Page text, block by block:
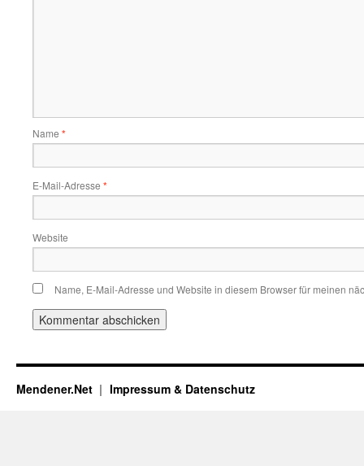
Name *
E-Mail-Adresse *
Website
Name, E-Mail-Adresse und Website in diesem Browser für meinen
Mendener.Net Impressum & Datenschutz